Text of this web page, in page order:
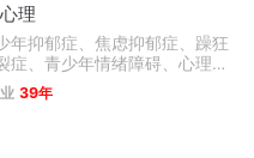
理
年抑郁症、焦虑抑郁症、躁狂
症、青少年情绪障碍、心理障
症、睡眠障碍、双相情感障
幻听、妄想症、植物神经紊
、癔症、疑病症、心境障
年期抑郁症及老年心理障碍
39年